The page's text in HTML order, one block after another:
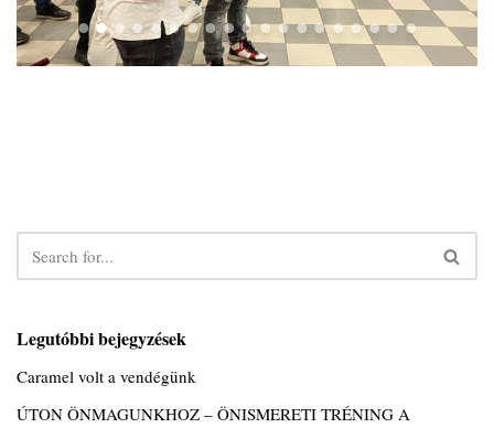
Legutóbbi bejegyzések
Caramel volt a vendégünk
ÚTON ÖNMAGUNKHOZ – ÖNISMERETI TRÉNING A